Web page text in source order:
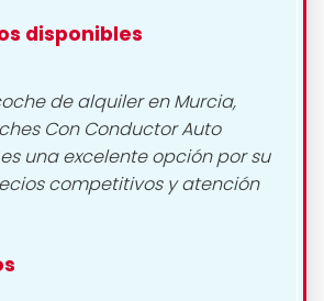
disponibles
de alquiler en Murcia,
Con Conductor Auto
una excelente opción por su
competitivos y atención